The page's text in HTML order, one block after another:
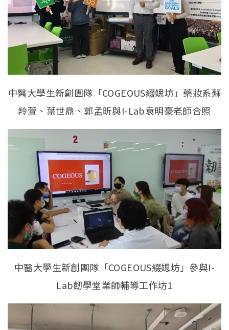
中醫大學生新創團隊「COGEOUS綴媤坊」藥妝系蘇
羚萱、葉世鼎、郭孟昕與I-Lab袁明豪老師合照
中醫大學生新創團隊「COGEOUS綴媤坊」參與I-
Lab韌學堂業師輔導工作坊1